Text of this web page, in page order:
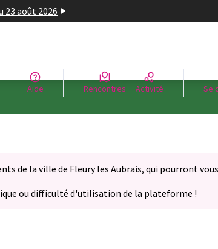
23 août 2026
Aide Rencontres Activité
de la ville de Fleury les Aubrais, qui pourront
ou difficulté d'utilisation de la plateforme !